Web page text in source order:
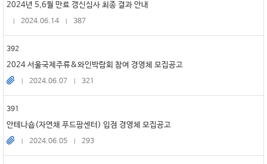
2024년 5,6월 만료 갱신심사 최종 결과 안내
2024.06.14
387
392
2024 서울국제주류&와인박람회 참여 경영체 모집공고
2024.06.07
321
391
안테나숍(자연채 푸드팜센터) 입점 경영체 모집공고
2024.06.05
293